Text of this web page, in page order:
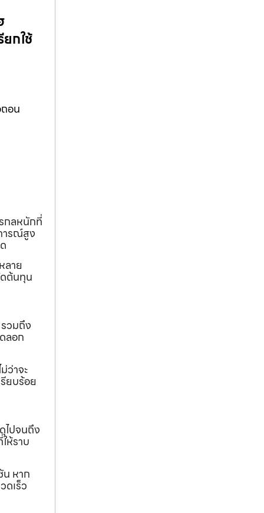
กใช้
อน
กลหนักที่
ารณ์สูง
ลาย
ต้นทุน
วมถึง
ลอก
ว่าจะ
ยบร้อย
ไปจนถึง
ห้ราบ
หาก
ดเร็ว